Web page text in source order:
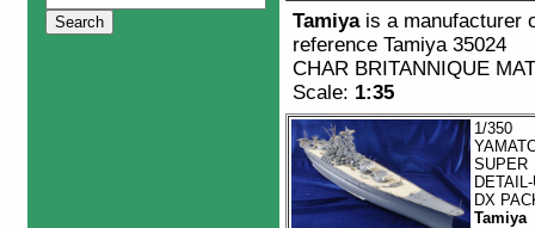
Tamiyais a manufacturer
referenceTamiya 35024
CHAR BRITANNIQUE
Scale: 1:35
1/350
SUPER
DX
Tamiya